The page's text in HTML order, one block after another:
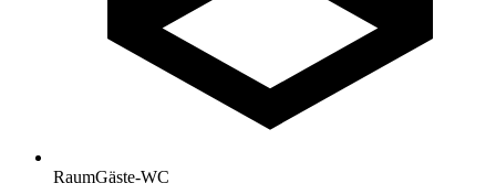
RaumGäste-WC